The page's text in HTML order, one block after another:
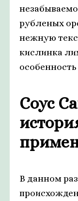
рубленых
нежную
кислинка
Соус
В данном